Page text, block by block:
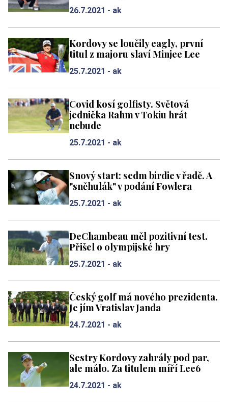
26.7.2021 - ak
Kordovy se loučily eagly, první
titul z majoru slaví Minjee Lee
25.7.2021 - ak
Covid kosí golfisty. Světová
jednička Rahm v Tokiu hrát
nebude
25.7.2021 - ak
Snový start: sedm birdie v řadě. A
"sněhulák" v podání Fowlera
25.7.2021 - ak
DeChambeau měl pozitivní test.
Přišel o olympijské hry
25.7.2021 - ak
Český golf má nového prezidenta.
Je jím Vratislav Janda
24.7.2021 - ak
Sestry Kordovy zahrály pod par,
ale málo. Za titulem míří Lee6
24.7.2021 - ak